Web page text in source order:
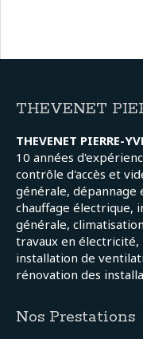
THEVENET
THEVENET PIERRE-
10 années
contrôle d'accès et
générale, dépannage
chauffage électrique,
générale,
travaux en électricité,
installation de
rénovation des
Nos Prestations